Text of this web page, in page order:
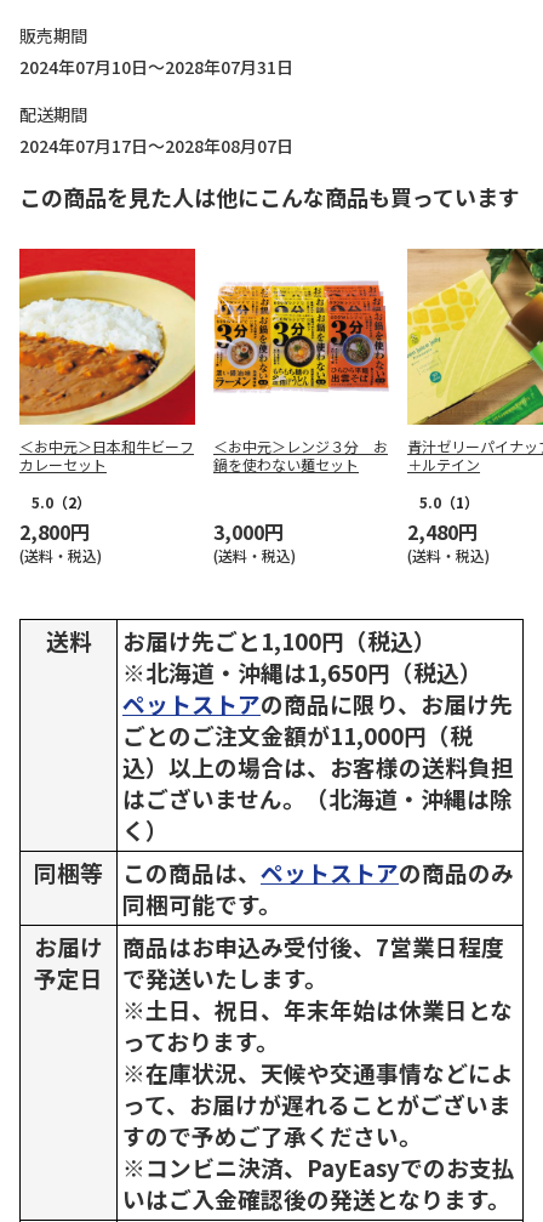
販売期間
2024年07月10日～2028年07月31日
配送期間
2024年07月17日～2028年08月07日
この商品を見た人は他にこんな商品も買っています
＜お中元＞日本和牛ビーフ
カレーセット
5.0 （2）
2,800円
(送料・税込)
＜お中元＞レンジ３分 お
鍋を使わない麺セット
3,000円
(送料・税込)
青汁ゼリーパイナッ
＋ルテイン
5.0 （1）
2,480円
(送料・税込)
送料
お届け先ごと1,100円（税込）
※北海道・沖縄は1,650円（税込）
ペットストアの商品に限り、お届け先
ごとのご注文金額が11,000円（税
込）以上の場合は、お客様の送料負担
はございません。（北海道・沖縄は除
く）
同梱等
この商品は、 ペットストアの商品のみ
同梱可能です。
お届け
予定日
商品はお申込み受付後、7営業日程度
で発送いたします。
※土日、祝日、年末年始は休業日とな
っております。
※在庫状況、天候や交通事情などによ
って、お届けが遅れることがございま
すので予めご了承ください。
※コンビニ決済、PayEasyでのお支払
いはご入金確認後の発送となります。